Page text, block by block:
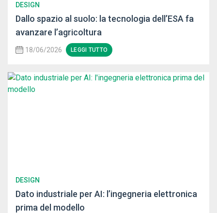
DESIGN
Dallo spazio al suolo: la tecnologia dell’ESA fa
avanzare l’agricoltura
18/06/2026 LEGGI TUTTO
DESIGN
Dato industriale per AI: l’ingegneria elettronica
prima del modello